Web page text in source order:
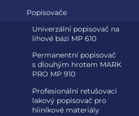
Popisovače
Univerzální popisovač na
lihové bázi MP 610
Permanentní popisovač
s dlouhým hrotem MARK
PRO MP 910
Profesionální retušovací
lakový popisovač pro
hliníkové materiály